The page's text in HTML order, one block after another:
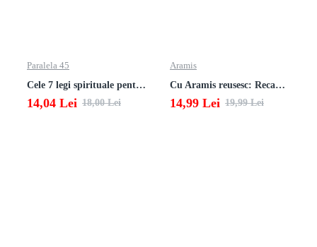
Paralela 45
Cele 7 legi spirituale pentru parinti
14,04 Lei 18,00 Lei
Aramis
Cu Aramis reusesc: Recapitulare si evaluare - Clasa a 3-a (Matematica si Stiinte ale naturii)
14,99 Lei 19,99 Lei